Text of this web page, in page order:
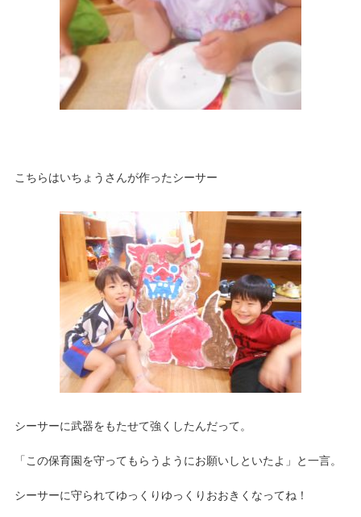
こちらはいちょうさんが作ったシーサー
シーサーに武器をもたせて強くしたんだって。
「この保育園を守ってもらうようにお願いしといたよ」と一言。
シーサーに守られてゆっくりゆっくりおおきくなってね！